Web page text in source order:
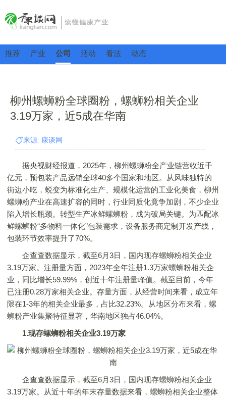
推荐 产业 公司 活动 看法 动态
柳州螺蛳粉全球圈粉，螺蛳粉相关企业
3.19万家，近5成在华南
来源: 康谈网
据央视财经报道，2025年，柳州螺蛳粉全产业链营收近千
亿元，预包装产品远销全球40多个国家和地区。从风味独特的
街边小吃，蜕变为标准化生产、规模化运营的工业化美食，柳州
螺蛳粉产业在高速扩容的同时，行业同质化竟争加剧，不少企业
陷入增长瓶颈。转型生产冰鲜螺蛳粉，成为破局关键。为匹配冰
鲜螺蛳粉“多物料一体化”包装需求，设备服务商定制开发产线，
包装环节效率提升了70%。
企查查数据显示，截至6月3日，国内现存螺蛳粉相关企业
3.19万家。注册量方面，2023年全年注册1.3万家螺蛳粉相关企
业，同比增长59.99%，创近十年注册量峰值。截至目前，今年
已注册0.28万家相关企业。存量方面，从经营时间来看，成立年
限在1-3年的相关企业最多，占比32.23%。从地区分布来看，螺
蛳粉产业集聚特征显著，华南地区独占46.04%。
1.现存螺蛳粉相关企业3.19万家
企查查数据显示，截至6月3日，国内现存螺蛳粉相关企业
3.19万家。从近十年的年末存量数据来看，螺蛳粉相关企业整体